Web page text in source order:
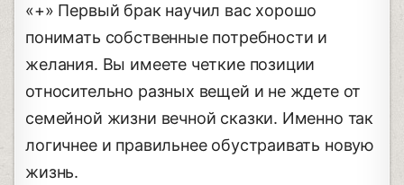
«+» Первый брак научил вас хорошо
понимать собственные потребности и
желания. Вы имеете четкие позиции
относительно разных вещей и не ждете от
семейной жизни вечной сказки. Именно так
логичнее и правильнее обустраивать новую
жизнь.